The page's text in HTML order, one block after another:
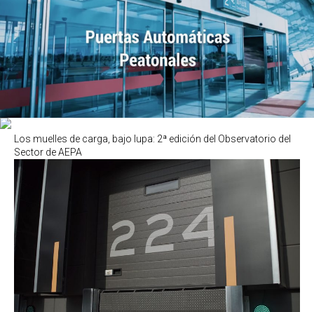
Los muelles de carga, bajo lupa: 2ª edición del Observatorio del
Sector de AEPA